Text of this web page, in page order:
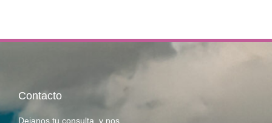
Contacto
Dejanos tu consulta, y nos